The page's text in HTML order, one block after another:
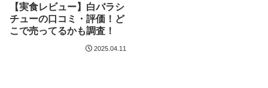
【実食レビュー】白バラシ
チューの口コミ・評価！ど
こで売ってるかも調査！
2025.04.11